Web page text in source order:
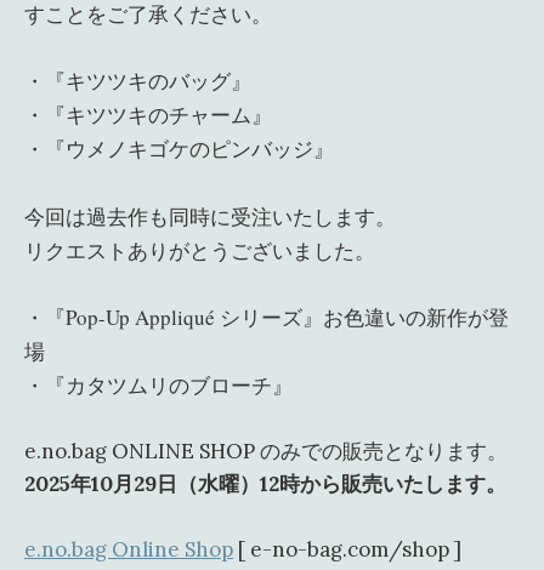
すことをご了承ください。
・『キツツキのバッグ』
・『キツツキのチャーム』
・『ウメノキゴケのピンバッジ』
今回は過去作も同時に受注いたします。
リクエストありがとうございました。
・『Pop-Up Appliqué シリーズ』お色違いの新作が登
場
・『カタツムリのブローチ』
e.no.bag ONLINE SHOP のみでの販売となります。
2025年10月29日（水曜）12時から販売いたします。
e.no.bag Online Shop [ e-no-bag.com/shop ]